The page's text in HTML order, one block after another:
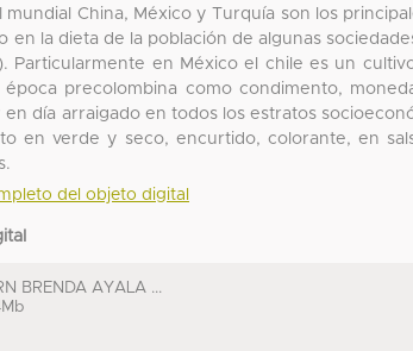
mundial China, México y Turquía son los
en la dieta de la población de algunas
Particularmente en México el chile es un
precolombina como condimento,
en día arraigado en todos los estratos
en verde y seco, encurtido, colorante, en
del objeto digital
BRENDA AYALA ...